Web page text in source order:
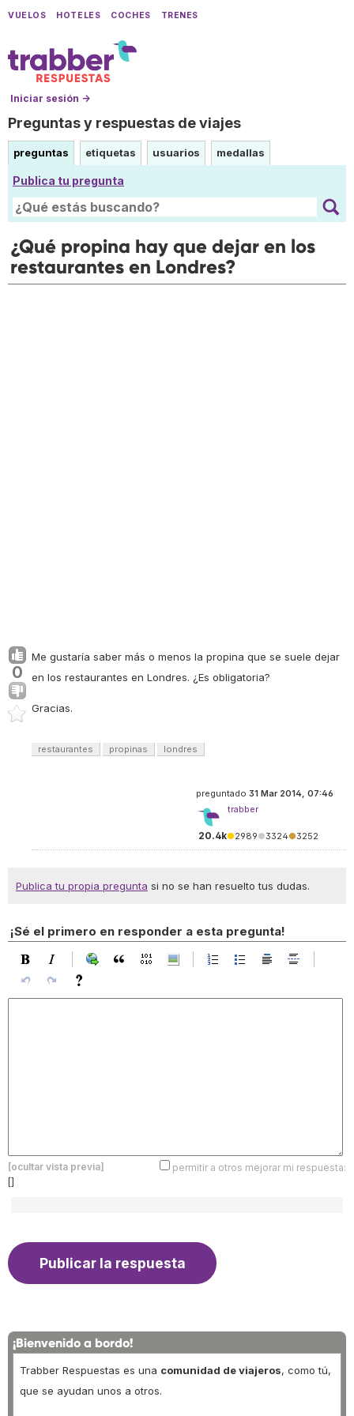
VUELOS HOTELES COCHES TRENES
Iniciar sesión →
Preguntas y respuestas de viajes
preguntas etiquetas usuarios medallas
Publica tu pregunta
¿Qué propina hay que dejar en los
restaurantes en Londres?
0
Me gustaría saber más o menos la propina que se suele dejar
en los restaurantes en Londres. ¿Es obligatoria?
Gracias.
restaurantes propinas londres
preguntado 31 Mar 2014, 07:46
trabber
20.4k●2989●3324●3252
Publica tu propia pregunta si no se han resuelto tus dudas.
¡Sé el primero en responder a esta pregunta!
[ocultar vista previa]
permitir a otros mejorar mi respuesta:
[]
¡Bienvenido a bordo!
Trabber Respuestas es una comunidad de viajeros, como tú,
que se ayudan unos a otros.